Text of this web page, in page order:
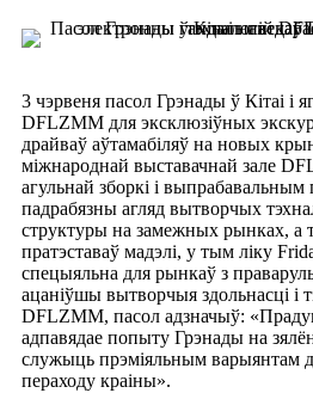
3 чэрвеня пасол Грэнады ў Кітаі і
DFLZMM для эксклюзіўных
драйваў аўтамабіляў на новых
міжнароднай выставачнай зале
агульнай зборкі і
падрабязны агляд вытворчых
структуры на замежных рынках, а
пратэставаў мадэлі, у тым ліку
спецыяльна для рынкаў з
ацаніўшы вытворчыя здольнасці і
DFLZMM, пасол адзначыў:
адпавядае попыту Грэнады на
служыць прэміяльным варыянтам
пераходу краіны».